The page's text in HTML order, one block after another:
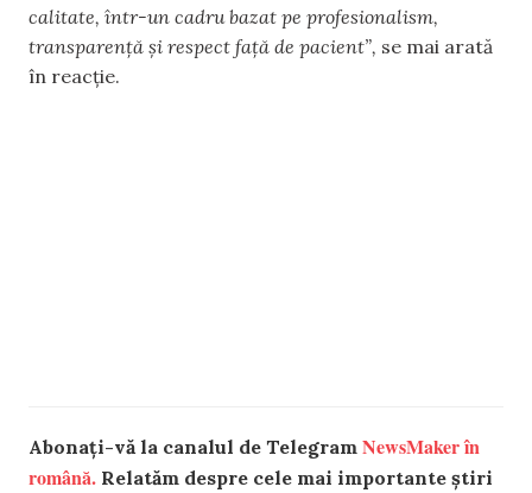
calitate, într-un cadru bazat pe profesionalism,
transparență și respect față de pacient”, se mai arată
în reacție.
Abonați-vă la canalul de Telegram NewsMaker în
română. Relatăm despre cele mai importante știri